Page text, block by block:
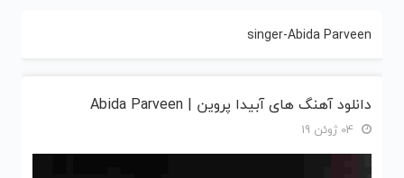
singer-Abida Parveen
دانلود آهنگ های آبیدا پروین | Abida Parveen